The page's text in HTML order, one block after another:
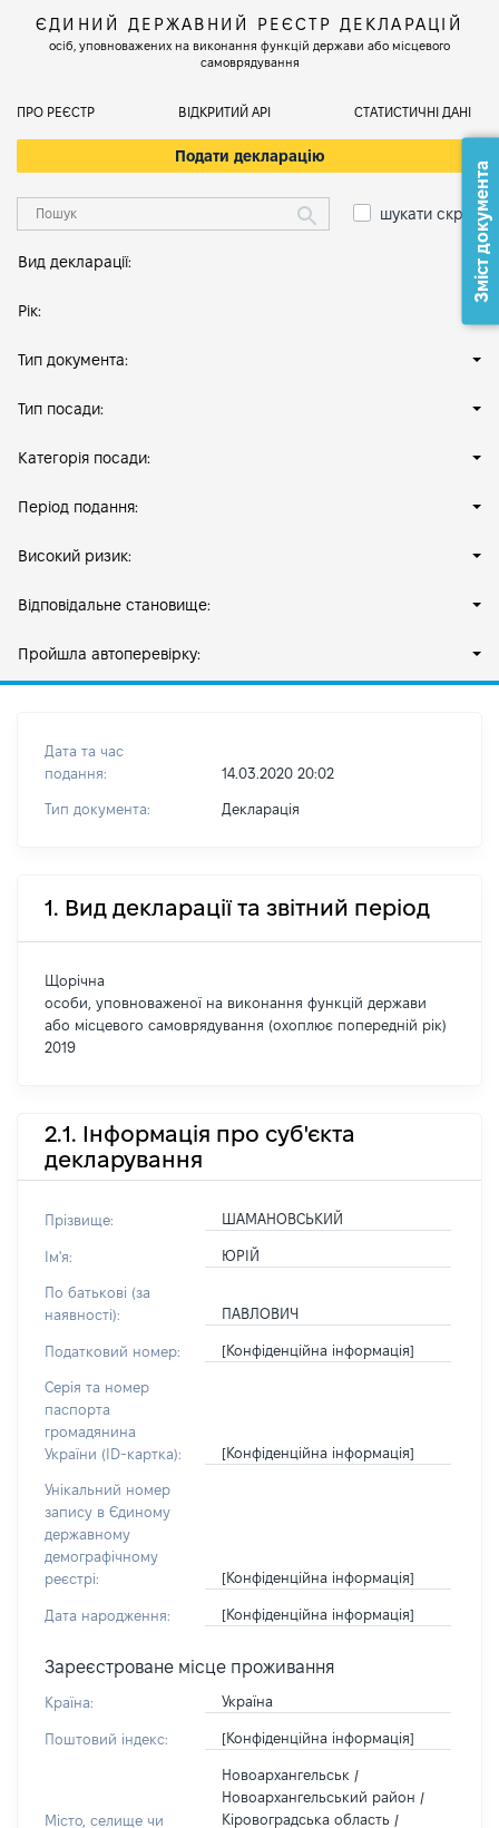
ЄДИНИЙ ДЕРЖАВНИЙ РЕЄСТР ДЕКЛАРАЦІЙ
осіб, уповноважених на виконання функцій держави або місцевого
самоврядування
ПРО РЕЄСТР ВІДКРИТИЙ АРІ СТАТИСТИЧНІ ДАНІ
Подати декларацію
шукати скрізь
Вид декларації:
Рік:
Тип документа:
Тип посади:
Категорія посади:
Період подання:
Високий ризик:
Відповідальне становище:
Пройшла автоперевірку:
Дата та час
подання:
14.03.2020 20:02
Тип документа: Декларація
1. Вид декларації та звітний період
Щорічна
особи, уповноваженої на виконання функцій держави
або місцевого самоврядування (охоплює попередній рік)
2019
2.1. Інформація про суб'єкта
декларування
Прізвище: ШАМАНОВСЬКИЙ
Ім'я: ЮРІЙ
По батькові (за
наявності):
ПАВЛОВИЧ
Податковий номер: [Конфіденційна інформація]
Серія та номер
паспорта
громадянина
України (ID-картка):
[Конфіденційна інформація]
Унікальний номер
запису в Єдиному
державному
демографічному
реєстрі:
[Конфіденційна інформація]
Дата народження: [Конфіденційна інформація]
Зареєстроване місце проживання
Країна: Україна
Поштовий індекс: [Конфіденційна інформація]
Місто, селище чи
Новоархангельськ /
Новоархангельський район /
Кіровоградська область /
Зміст документа